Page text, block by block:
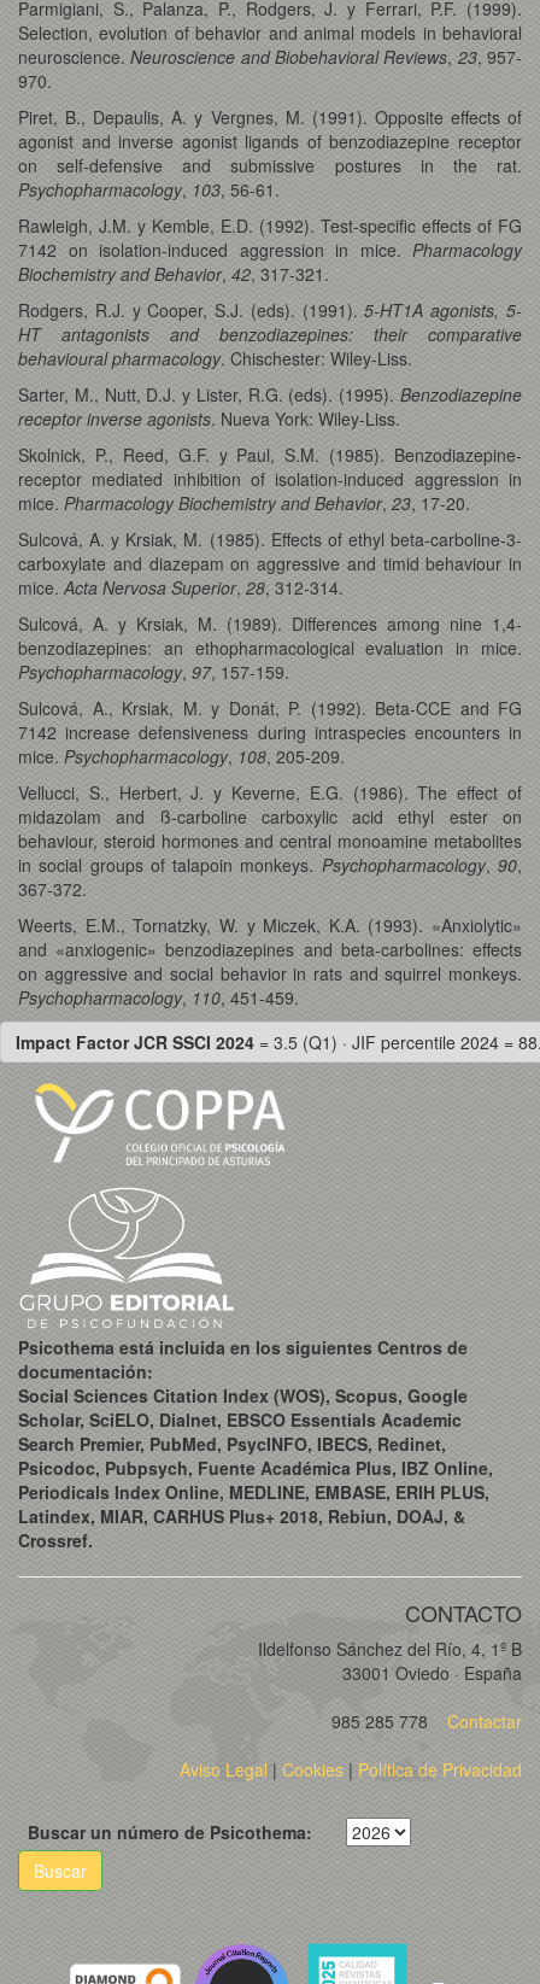
Parmigiani, S., Palanza, P., Rodgers, J. y Ferrari, P.F. (1999).
Selection, evolution of behavior and animal models in behavioral
neuroscience.Neuroscience and Biobehavioral Reviews, 23, 957-
970.
Piret, B., Depaulis, A. y Vergnes, M. (1991). Opposite effects of
agonist and inverse agonist ligands of benzodiazepine receptor
on self-defensive and submissive postures in the rat.
Psychopharmacology, 103, 56-61.
Rawleigh, J.M. y Kemble, E.D. (1992). Test-specific effects of FG
7142 on isolation-induced aggression in mice. Pharmacology
Biochemistry and Behavior, 42, 317-321.
Rodgers, R.J. y Cooper, S.J. (eds). (1991).5-HT1A agonists, 5-
HT antagonists and benzodiazepines: their comparative
behavioural pharmacology. Chischester: Wiley-Liss.
Sarter, M., Nutt, D.J. y Lister, R.G. (eds). (1995). Benzodiazepine
receptor inverse agonists. Nueva York: Wiley-Liss.
Skolnick, P., Reed, G.F. y Paul, S.M. (1985). Benzodiazepine-
receptor mediated inhibition of isolation-induced aggression in
mice. Pharmacology Biochemistry and Behavior, 23, 17-20.
Sulcová, A. y Krsiak, M. (1985). Effects of ethyl beta-carboline-3-
carboxylate and diazepam on aggressive and timid behaviour in
mice. Acta Nervosa Superior, 28, 312-314.
Sulcová, A. y Krsiak, M. (1989). Differences among nine 1,4-
benzodiazepines: an ethopharmacological evaluation in mice.
Psychopharmacology, 97, 157-159.
Sulcová, A., Krsiak, M. y Donát, P. (1992). Beta-CCE and FG
7142 increase defensiveness during intraspecies encounters in
mice. Psychopharmacology, 108, 205-209.
Vellucci, S., Herbert, J. y Keverne, E.G. (1986). The effect of
midazolam and ß-carboline carboxylic acid ethyl ester on
behaviour, steroid hormones and central monoamine metabolites
in social groups of talapoin monkeys. Psychopharmacology,90,
367-372.
Weerts, E.M., Tornatzky, W. y Miczek, K.A. (1993). «Anxiolytic»
and «anxiogenic» benzodiazepines and beta-carbolines: effects
on aggressive and social behavior in rats and squirrel monkeys.
Psychopharmacology, 110, 451-459.
Impact Factor JCR SSCI 2024 = 3.5 (Q1) · JIF percentile 2024 =
Psicothema está incluida en los siguientes Centros de
documentación:
Social Sciences Citation Index (WOS), Scopus, Google
Scholar, SciELO, Dialnet, EBSCO Essentials Academic
Search Premier, PubMed, PsycINFO, IBECS, Redinet,
Psicodoc, Pubpsych, Fuente Académica Plus, IBZ Online,
Periodicals Index Online, MEDLINE, EMBASE, ERIH PLUS,
Latindex, MIAR, CARHUS Plus+ 2018, Rebiun, DOAJ, &
Crossref.
CONTACTO
Ildelfonso Sánchez del Río, 4, 1º B
33001 Oviedo · España
985 285 778
Contactar
Aviso Legal| Cookies | Política de Privacidad
Buscar un número de Psicothema:
Buscar